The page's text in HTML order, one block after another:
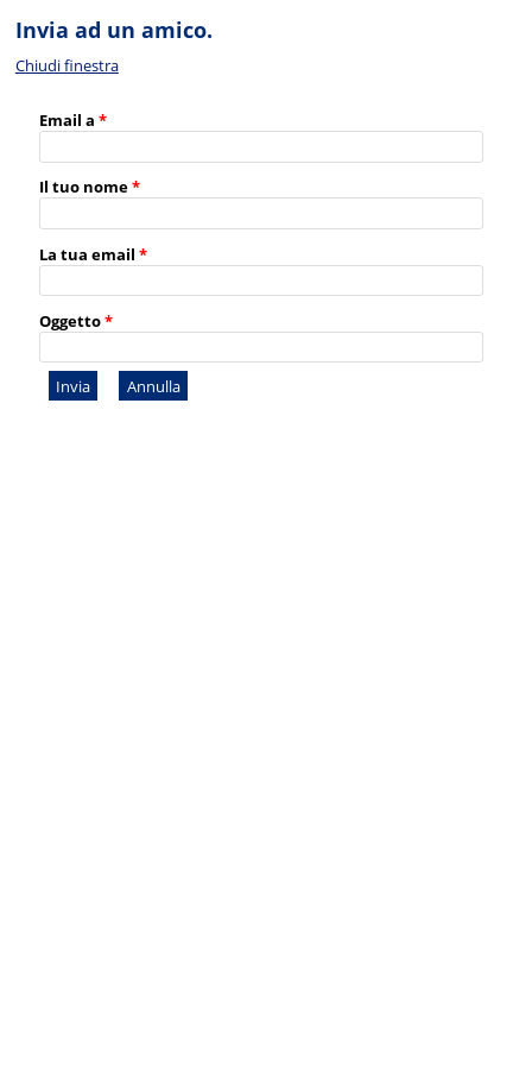
Invia ad un amico.
Chiudi finestra
Email a *
Il tuo nome*
La tua email *
Oggetto*
Invia Annulla